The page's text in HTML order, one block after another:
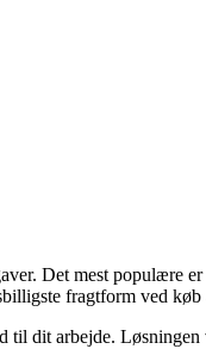
Det mest populære
fragtform ved
dit arbejde.